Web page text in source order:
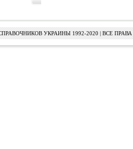
УКРАИНЫ 1992-2020 | ВСЕ